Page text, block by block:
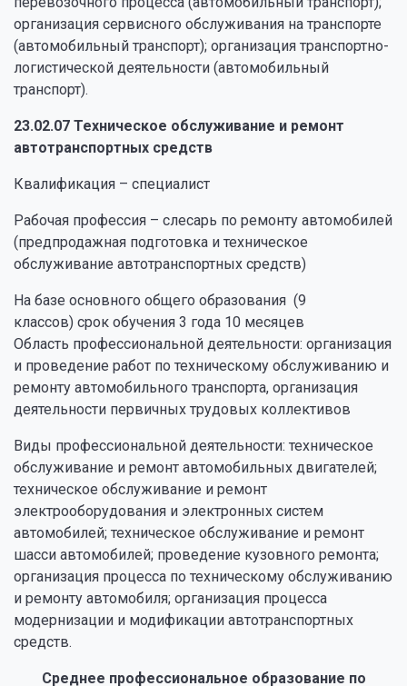
организация сервисного обслуживания на транспорте
(автомобильный транспорт); организация транспортно-
логистической деятельности (автомобильный
транспорт).
23.02.07 Техническое обслуживание и ремонт
автотранспортных средств
Квалификация – специалист
Рабочая профессия – слесарь по ремонту автомобилей
(предпродажная подготовка и техническое
обслуживание автотранспортных средств)
На базе основного общего образования (9
классов) срок обучения 3 года 10 месяцев
Область профессиональной деятельности: организация
и проведение работ по техническому обслуживанию и
ремонту автомобильного транспорта, организация
деятельности первичных трудовых коллективов
Виды профессиональной деятельности: техническое
обслуживание и ремонт автомобильных двигателей;
техническое обслуживание и ремонт
электрооборудования и электронных систем
автомобилей; техническое обслуживание и ремонт
шасси автомобилей; проведение кузовного ремонта;
организация процесса по техническому обслуживанию
и ремонту автомобиля; организация процесса
модернизации и модификации автотранспортных
средств.
Среднее профессиональное образование по